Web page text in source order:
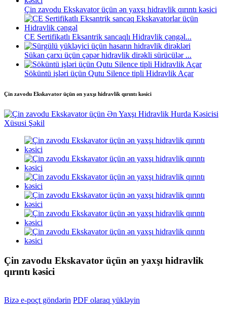
Çin zavodu Ekskavator üçün ən yaxşı hidravlik qırıntı kəsici
CE Sertifikatlı Eksantrik sancaqlı Hidravlik çəngəl...
Sükan çarxı üçün çəpər hidravlik dirəkli sürücülər ...
Söküntü işləri üçün Qutu Silence tipli Hidravlik Açar
Çin zavodu Ekskavator üçün ən yaxşı hidravlik qırıntı kəsici
Çin zavodu Ekskavator üçün ən yaxşı hidravlik
qırıntı kəsici
Bizə e-poçt göndərin PDF olaraq yükləyin